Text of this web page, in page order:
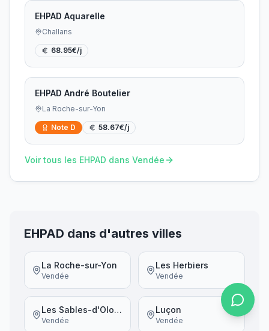
EHPAD Aquarelle
Challans
68.95€/j
EHPAD André Boutelier
La Roche-sur-Yon
Note D 58.67€/j
Voir tous les EHPAD dans Vendée
EHPAD dans d'autres villes
La Roche-sur-Yon
Vendée
Les Herbiers
Vendée
Les Sables-d'Olonne
Vendée
Luçon
Vendée